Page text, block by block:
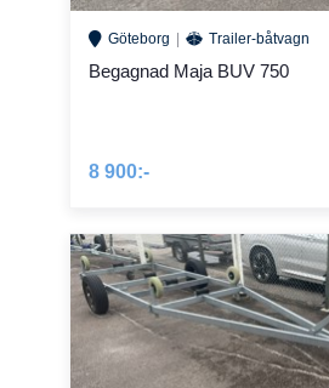
Göteborg Trailer-båtvagn
Begagnad Maja BUV 750
8 900:-